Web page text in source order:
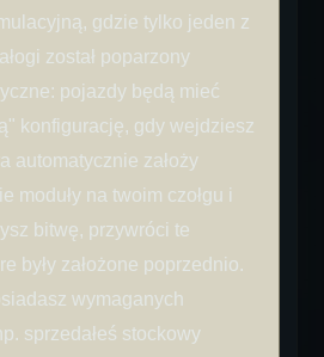
gdzie tylko jeden z
został poparzony
pojazdy będą mieć
konfigurację, gdy wejdziesz
automatycznie założy
moduły na twoim czołgu i
bitwę, przywróci te
były założone poprzednio.
wymaganych
sprzedałeś stockowy